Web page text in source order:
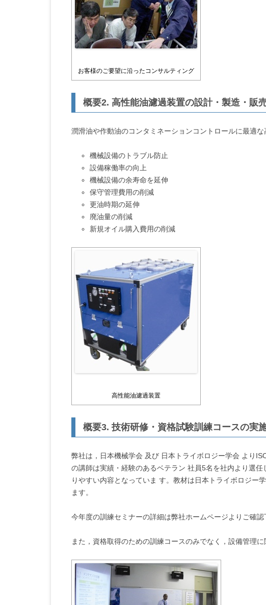
お客様のご要望に沿ったコンサルティング
概要2. 高性能油濾過装置の設計・製造・販
潤滑油や作動油のコンタミネーションコントロールに最適
機械設備のトラブル防止
設備稼働率の向上
機械設備の余寿命を延伸
保守管理費用の削減
更油時期の延伸
廃油量の削減
新規オイル購入費用の削減
高性能油濾過装置
概要3. 技術研修・資格試験訓練コースの実
弊社は，日本機械学会 及び 日本トライボロジー学会 より
の講師は実績・経験のあるベテラン 社員5名を社内より選
りやすい内容となっていま す。教材は日本トライボロジー
ます。
今年度の訓練セミナーの詳細は弊社ホームページよりご確認
また，資格取得のための訓練コースのみでなく，設備管理